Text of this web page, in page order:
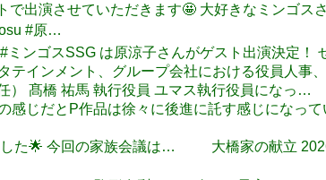
で出演させていただきます🤩 大好きなミンゴ
#原…
ンゴスSSG は原涼子さんがゲスト出演決定！
テインメント、グループ会社における役員人事
） 髙橋 祐馬 執行役員 ユマス執行役員になっ…
感じだとP作品は徐々に後進に託す感じになっ
した🌟 今回の家族会議は… 大橋家の献立